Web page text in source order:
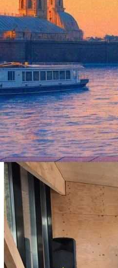
Книги по астрономии, авиации и
совместным проектом
Около тысячи изданий разместят
«Библиотек в Московском
Московского района Егор